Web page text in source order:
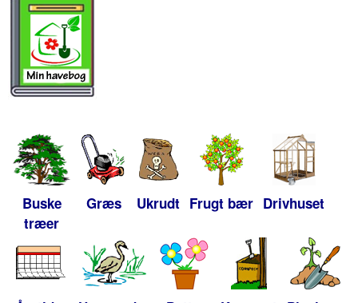
Buske
træer
Græs Ukrudt Frugt bær Drivhuset